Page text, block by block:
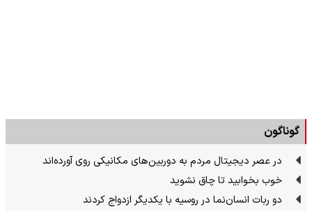
گوناگون
در عصر دیجیتال مردم به دوربین‌های مکانیکی روی آورده‌اند
خوب بخوابید تا چاق نشوید
دو ربات انسان‌نما در روسیه با یکدیگر ازدواج کردند